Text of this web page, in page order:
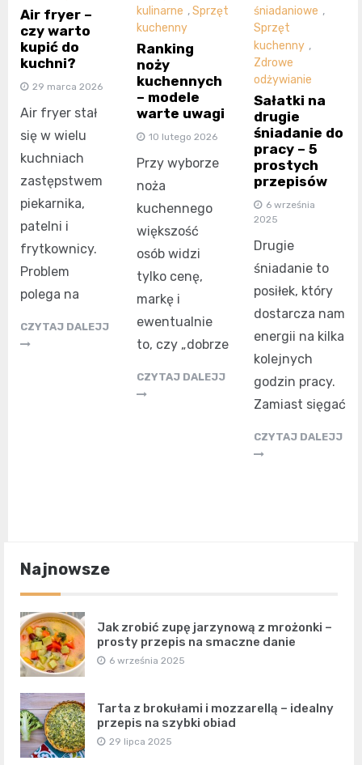
Air fryer –
czy warto
kupić do
kuchni?
29 marca 2026
Air fryer stał
się w wielu
kuchniach
zastępstwem
piekarnika,
patelni i
frytkownicy.
Problem
polega na
CZYTAJ DALEJJ
kulinarne ,Sprzęt
kuchenny
Ranking
noży
kuchennych
– modele
warte uwagi
10 lutego 2026
Przy wyborze
noża
kuchennego
większość
osób widzi
tylko cenę,
markę i
ewentualnie
to, czy „dobrze
CZYTAJ DALEJJ
śniadaniowe ,
Sprzęt
kuchenny ,
Zdrowe
odżywianie
Sałatki na
drugie
śniadanie do
pracy – 5
prostych
przepisów
6 września
2025
Drugie
śniadanie to
posiłek, który
dostarcza nam
energii na kilka
kolejnych
godzin pracy.
Zamiast sięgać
CZYTAJ DALEJJ
Najnowsze
Jak zrobić zupę jarzynową z mrożonki –
prosty przepis na smaczne danie
6 września 2025
Tarta z brokułami i mozzarellą – idealny
przepis na szybki obiad
29 lipca 2025